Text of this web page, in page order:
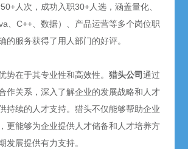
人次，成功入职30+人选，涵盖量化、
、C++、数据）、产品运营等多个岗位职
的服务获得了用人部门的好评。
势在于其专业性和高效性。猎头公司通过
作关系，深入了解企业的发展战略和人才
持续的人才支持。猎头不仅能够帮助企业
更能够为企业提供人才储备和人才培养方
发展提供有力支持。